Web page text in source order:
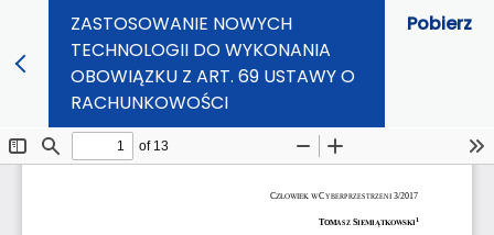
ZASTOSOWANIE NOWYCH
TECHNOLOGII DO WYKONANIA
OBOWIĄZKU Z ART. 69 USTAWY O
RACHUNKOWOŚCI
Pobierz